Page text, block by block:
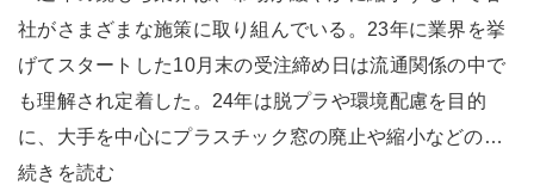
社がさまざまな施策に取り組んでいる。23年に業界を挙
げてスタートした10月末の受注締め日は流通関係の中で
も理解され定着した。24年は脱プラや環境配慮を目的
に、大手を中心にプラスチック窓の廃止や縮小などの…
続きを読む